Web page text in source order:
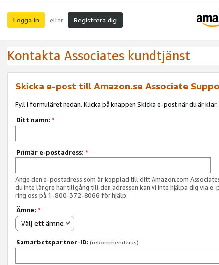
Logga in eller Registrera dig
Kontakta Associates kundtjänst
Skicka e-post till Amazon.se Associate
Fyll i formuläret nedan. Klicka på knappen Skicka e-post när du är klar.
Ditt namn: *
Primär e-postadress: *
Ange den e-postadress som är kopplad till ditt Amazon.com
du inte längre har tillgång till den adressen kan vi inte hjälpa dig via e-
ring oss på 1-800-372-8066 för hjälp.
Ämne: *
Välj ett ämne
Samarbetspartner-ID: (rekommenderas)